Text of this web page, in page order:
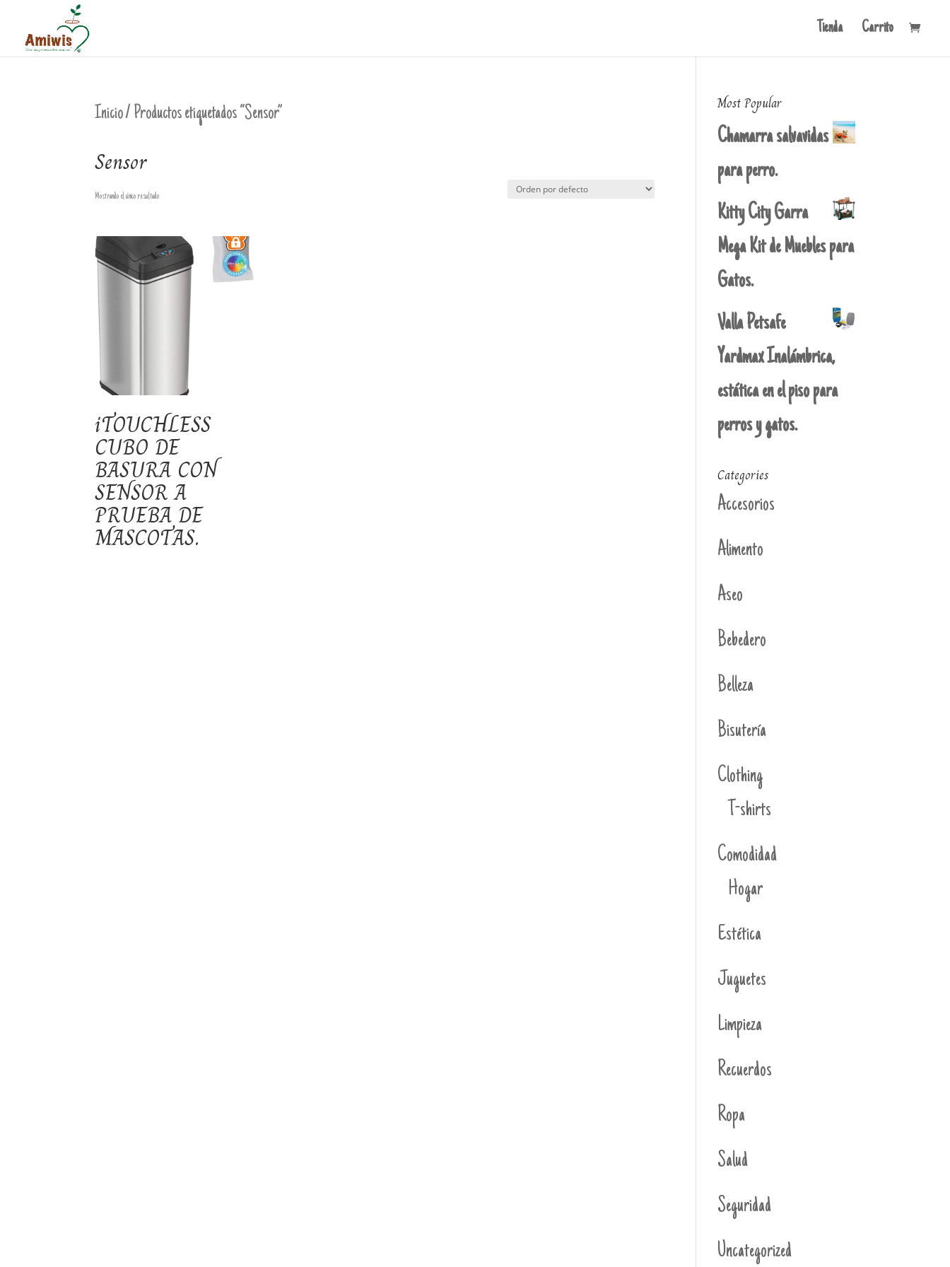
Tienda Carrito
Inicio/ Productos etiquetados “Sensor”
Sensor
Mostrando el único resultado
iTOUCHLESS
CUBO DE
BASURA CON
SENSOR A
PRUEBA DE
MASCOTAS.
Most Popular
Chamarra salvavidas
para perro.
Kitty City Garra
Mega Kit de Muebles para
Gatos.
Valla Petsafe
Yardmax Inalámbrica,
estática en el piso para
perros y gatos.
Categories
Accesorios
Alimento
Aseo
Bebedero
Belleza
Bisutería
Clothing
T-shirts
Comodidad
Hogar
Estética
Juguetes
Limpieza
Recuerdos
Ropa
Salud
Seguridad
Uncategorized